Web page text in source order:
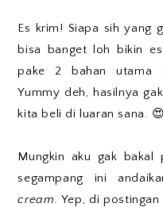
Es krim! Siapa sih yang
bisa banget loh bikin
pake 2 bahan utama
Yummy deh, hasilnya
kita beli di luaran sana. 😍
Mungkin aku gak
segampang ini
cream. Yep, di